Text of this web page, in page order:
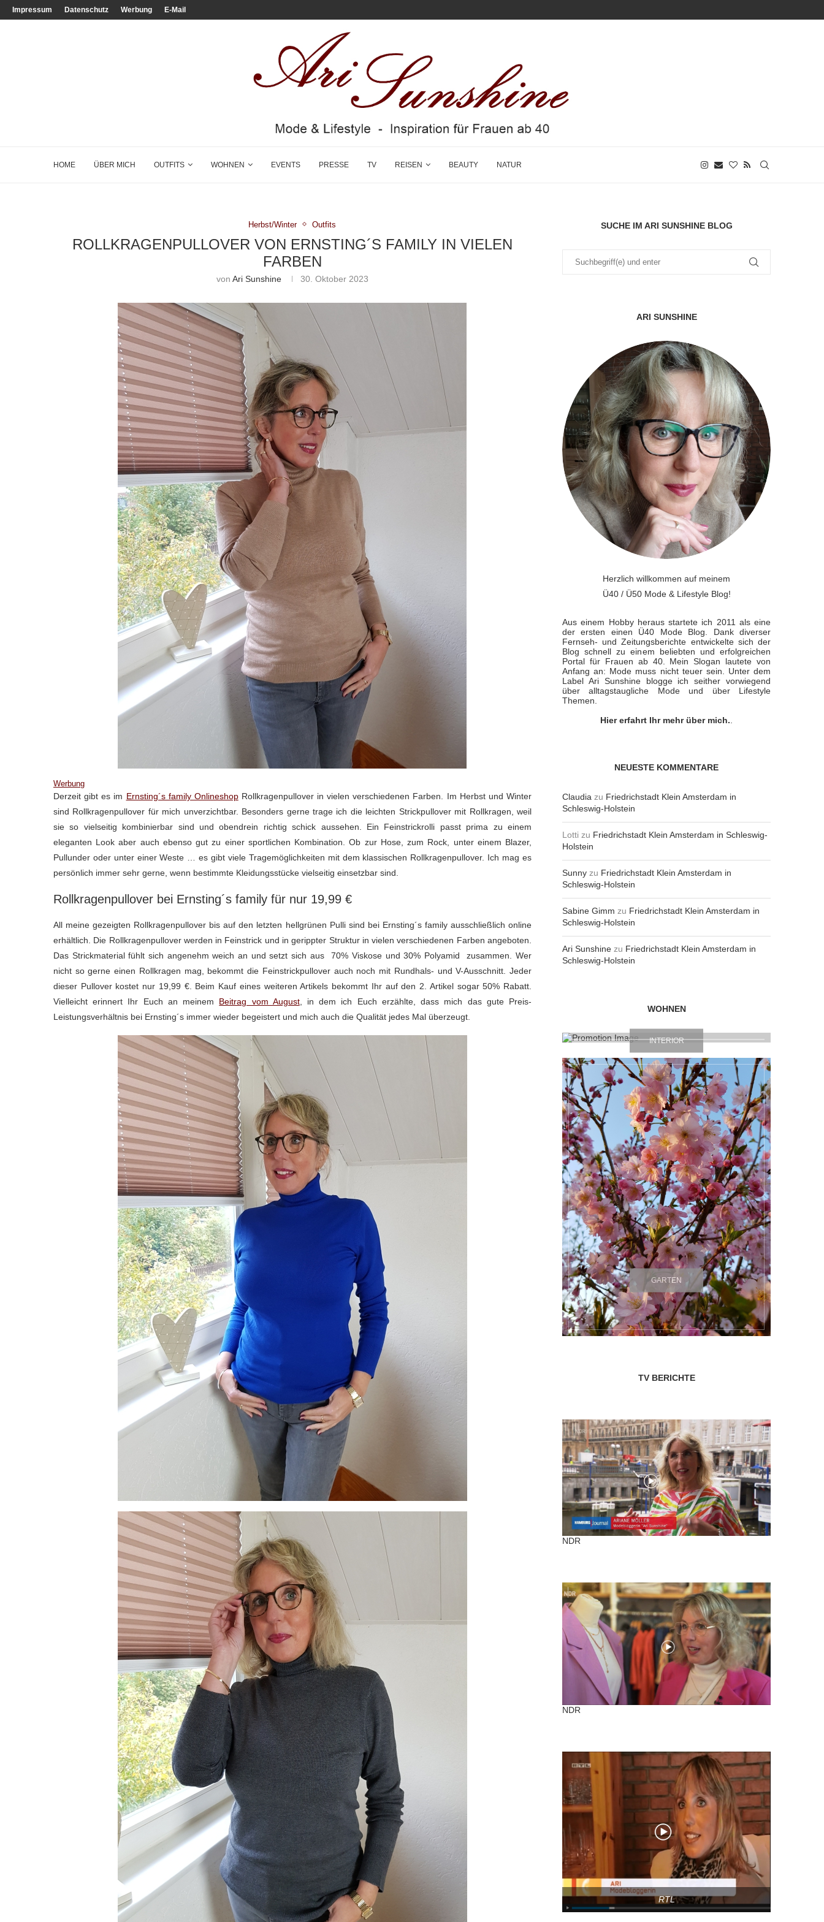
Impressum Datenschutz Werbung E-Mail
HOME ÜBER MICH OUTFITS WOHNEN EVENTS PRESSE TV REISEN BEAUTY NATUR
Herbst/Winter Outfits
ROLLKRAGENPULLOVER VON ERNSTING´S FAMILY IN VIELEN
FARBEN
von Ari Sunshine 30. Oktober 2023
Werbung
Derzeit gibt es im Ernsting´s family OnlineshopRollkragenpullover in vielen verschiedenen Farben. Im Herbst und Winter
sind Rollkragenpullover für mich unverzichtbar. Besonders gerne trage ich die leichten Strickpullover mit Rollkragen, weil
sie so vielseitig kombinierbar sind und obendrein richtig schick aussehen. Ein Feinstrickrolli passt prima zu einem
eleganten Look aber auch ebenso gut zu einer sportlichen Kombination. Ob zur Hose, zum Rock, unter einem Blazer,
Pullunder oder unter einer Weste … es gibt viele Tragemöglichkeiten mit dem klassischen Rollkragenpullover. Ich mag es
persönlich immer sehr gerne, wenn bestimmte Kleidungsstücke vielseitig einsetzbar sind.
Rollkragenpullover bei Ernsting´s family für nur 19,99 €
All meine gezeigten Rollkragenpullover bis auf den letzten hellgrünen Pulli sind bei Ernsting´s family ausschließlich online
erhältlich. Die Rollkragenpullover werden in Feinstrick und in gerippter Struktur in vielen verschiedenen Farben angeboten.
Das Strickmaterial fühlt sich angenehm weich an und setzt sich aus 70% Viskose und 30% Polyamid zusammen. Wer
nicht so gerne einen Rollkragen mag, bekommt die Feinstrickpullover auch noch mit Rundhals- und V-Ausschnitt. Jeder
dieser Pullover kostet nur 19,99 €. Beim Kauf eines weiteren Artikels bekommt Ihr auf den 2. Artikel sogar 50% Rabatt.
Vielleicht erinnert Ihr Euch an meinem Beitrag vom August, in dem ich Euch erzählte, dass mich das gute Preis-
Leistungsverhältnis bei Ernsting´s immer wieder begeistert und mich auch die Qualität jedes Mal überzeugt.
SUCHE IM ARI SUNSHINE BLOG
ARI SUNSHINE
Herzlich willkommen auf meinem
Ü40 / Ü50 Mode & Lifestyle Blog!
Aus einem Hobby heraus startete ich 2011 als eine
der ersten einen Ü40 Mode Blog. Dank diverser
Fernseh- und Zeitungsberichte entwickelte sich der
Blog schnell zu einem beliebten und erfolgreichen
Portal für Frauen ab 40. Mein Slogan lautete von
Anfang an: Mode muss nicht teuer sein. Unter dem
Label Ari Sunshine blogge ich seither vorwiegend
über alltagstaugliche Mode und über Lifestyle
Themen.
Hier erfahrt Ihr mehr über mich..
NEUESTE KOMMENTARE
Claudia zu Friedrichstadt Klein Amsterdam in
Schleswig-Holstein
Lotti zu Friedrichstadt Klein Amsterdam in Schleswig-
Holstein
Sunny zu Friedrichstadt Klein Amsterdam in
Schleswig-Holstein
Sabine Gimm zu Friedrichstadt Klein Amsterdam in
Schleswig-Holstein
Ari Sunshine zu Friedrichstadt Klein Amsterdam in
Schleswig-Holstein
WOHNEN
INTERIOR
GARTEN
TV BERICHTE
NDR
NDR
RTL